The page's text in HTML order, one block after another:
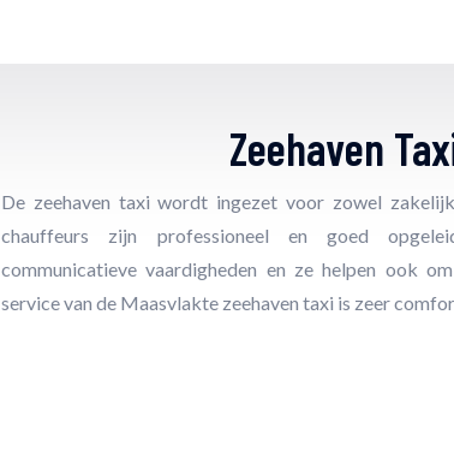
Zeehaven
De zeehaven taxi wordt ingezet voor zowel
chauffeurs zijn professioneel en goed
communicatieve vaardigheden en ze helpen ook
service van de Maasvlakte zeehaven taxi is zeer